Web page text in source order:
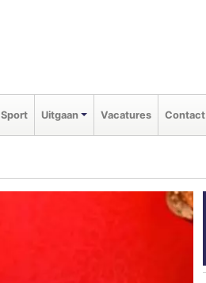
Sport Uitgaan Vacatures Contact